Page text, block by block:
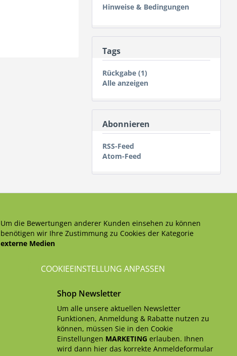
Hinweise & Bedingungen
Tags
Rückgabe (1)
Alle anzeigen
Abonnieren
RSS-Feed
Atom-Feed
Um die Bewertungen anderer Kunden einsehen zu können
benötigen wir Ihre Zustimmung zu Cookies der Kategorie
externe Medien
COOKIEEINSTELLUNG ANPASSEN
Shop Newsletter
Um alle unsere aktuellen Newsletter
Funktionen, Anmeldung & Rabatte nutzen zu
können, müssen Sie in den Cookie
Einstellungen MARKETING erlauben. Ihnen
wird dann hier das korrekte Anmeldeformular